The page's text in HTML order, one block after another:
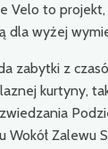
Velo to
dla wyżej
zabytki z
kurtyny,
Wokół Zalewu